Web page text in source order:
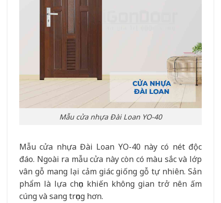
Mẫu cửa nhựa Đài Loan YO-40
Mẫu cửa nhựa Đài Loan YO-40 này có nét độc
đáo. Ngoài ra mẫu cửa này còn có màu sắc và lớp
vân gỗ mang lại cảm giác giống gỗ tự nhiên. Sản
phẩm là lựa chọn khiến không gian trở nên ấm
cúng và sang trọng hơn.